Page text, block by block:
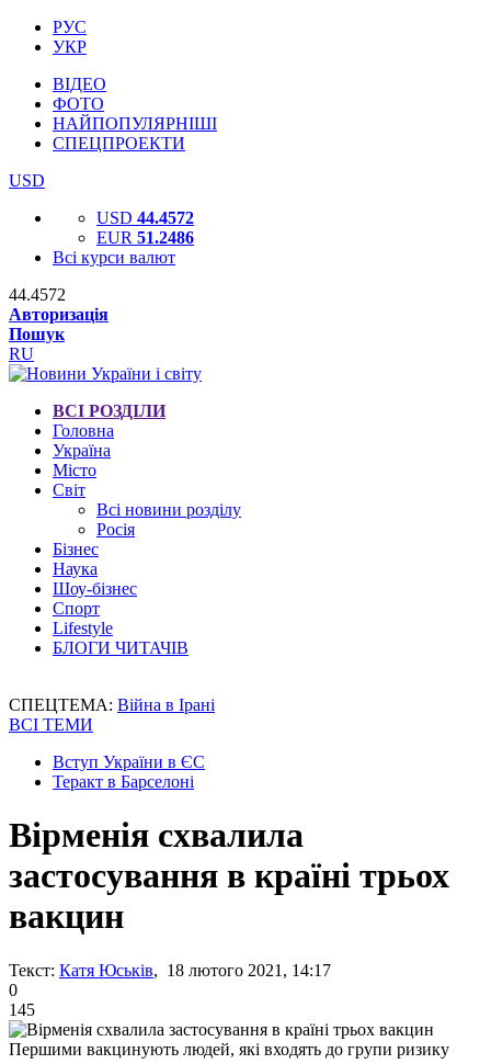
РУС
УКР
ВІДЕО
ФОТО
НАЙПОПУЛЯРНІШІ
СПЕЦПРОЕКТИ
USD
USD 44.4572
EUR 51.2486
Всі курси валют
44.4572
Авторизація
Пошук
RU
ВСІ РОЗДІЛИ
Головна
Україна
Місто
Світ
Всі новини розділу
Росія
Бізнес
Наука
Шоу-бізнес
Спорт
Lifestyle
БЛОГИ ЧИТАЧІВ
СПЕЦТЕМА: Війна в Ірані
ВСІ ТЕМИ
Вступ України в ЄС
Теракт в Барселоні
Вірменія схвалила
застосування в країні трьох
вакцин
Текст: Катя Юськів, 18 лютого 2021, 14:17
0
145
Першими вакцинують людей, які входять до групи ризику